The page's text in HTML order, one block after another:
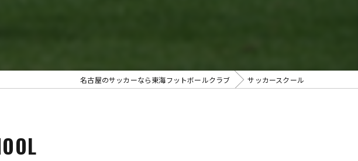
名古屋のサッカーなら東海フットボールクラブ サッカースクール